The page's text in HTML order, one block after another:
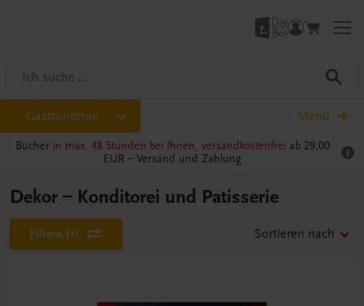
Gastronomie Menü
Bücher in max. 48 Stunden bei Ihnen, versandkostenfrei ab 29,00
EUR – Versand und Zahlung
Dekor – Konditorei und Patisserie
Filtern (1) Sortieren nach